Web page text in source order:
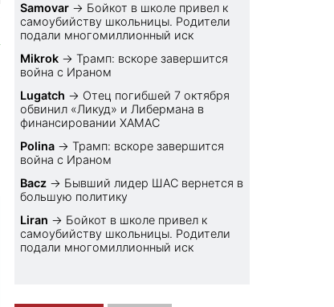
Samovar → Бойкот в школе привел к
самоубийству школьницы. Родители
подали многомиллионный иск
Mikrok →Трамп: вскоре завершится
война с Ираном
Lugatch → Отец погибшей 7 октября
обвинил «Ликуд» и Либермана в
финансировании ХАМАС
Polina →Трамп: вскоре завершится
война с Ираном
Bacz → Бывший лидер ШАС вернется в
большую политику
Liran → Бойкот в школе привел к
самоубийству школьницы. Родители
подали многомиллионный иск